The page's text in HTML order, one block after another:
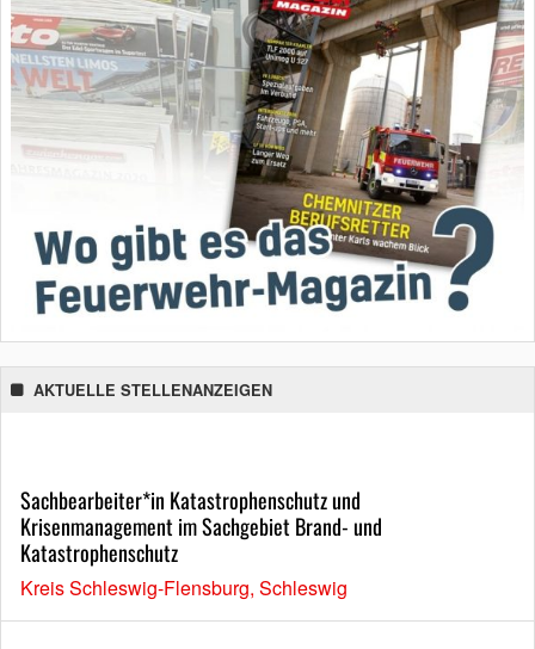
AKTUELLE STELLENANZEIGEN
Sachbearbeiter*in Katastrophenschutz und
Krisenmanagement im Sachgebiet Brand- und
Katastrophenschutz
Kreis Schleswig-Flensburg, Schleswig